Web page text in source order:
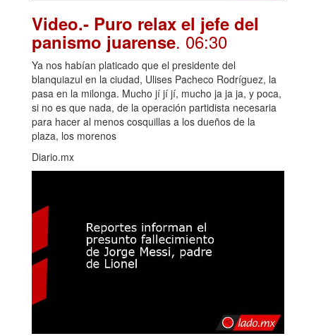
Video.- Puro relax el jefe del
panismo juarense. 06:30
Ya nos habían platicado que el presidente del
blanquiazul en la ciudad, Ulises Pacheco Rodríguez, la
pasa en la milonga. Mucho jí jí jí, mucho ja ja ja, y poca,
si no es que nada, de la operación partidista necesaria
para hacer al menos cosquillas a los dueños de la
plaza, los morenos
Diario.mx